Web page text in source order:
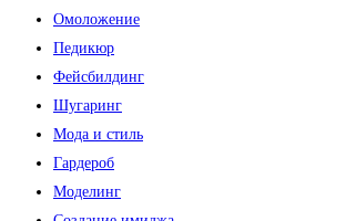
Омоложение
Педикюр
Фейсбилдинг
Шугаринг
Мода и стиль
Гардероб
Моделинг